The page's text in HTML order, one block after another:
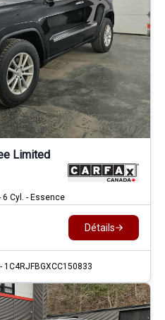
Limited
Cyl. - Essence
Détails
- 1C4RJFBGXCC150833